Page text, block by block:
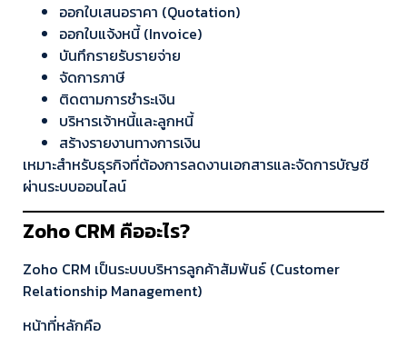
ออกใบเสนอราคา (Quotation)
ออกใบแจ้งหนี้ (Invoice)
บันทึกรายรับรายจ่าย
จัดการภาษี
ติดตามการชำระเงิน
บริหารเจ้าหนี้และลูกหนี้
สร้างรายงานทางการเงิน
เหมาะสำหรับธุรกิจที่ต้องการลดงานเอกสารและจัดการบัญชี
ผ่านระบบออนไลน์
Zoho CRM คืออะไร?
Zoho CRM เป็นระบบบริหารลูกค้าสัมพันธ์ (Customer
Relationship Management)
หน้าที่หลักคือ